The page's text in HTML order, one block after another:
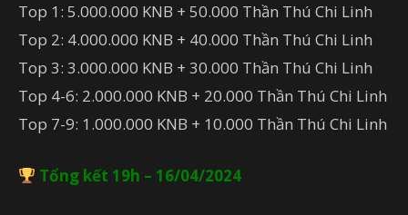
Top 1: 5.000.000 KNB + 50.000 Thần Thú Chi Linh
Top 2: 4.000.000 KNB + 40.000 Thần Thú Chi Linh
Top 3: 3.000.000 KNB + 30.000 Thần Thú Chi Linh
Top 4-6: 2.000.000 KNB + 20.000 Thần Thú Chi Linh
Top 7-9: 1.000.000 KNB + 10.000 Thần Thú Chi Linh
Tổng kết 19h – 16/04/2024